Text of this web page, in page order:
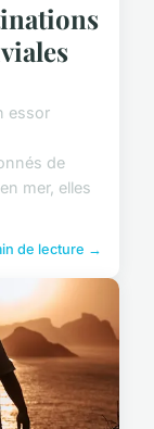
essor
de
mer, elles
de lecture →